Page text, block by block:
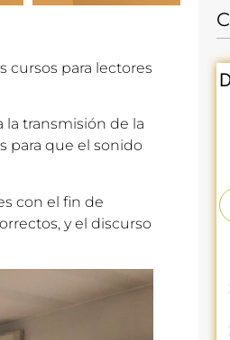
cursos para lectores
la transmisión de la
para que el sonido
con el fin de
y el discurso